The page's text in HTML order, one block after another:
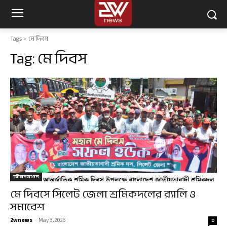
Tags মে দিবস
Tag:মে দিবস
জীবনযাপন
মে দিবসে সিলেট জেলা শ্রমিকদলের র‌্যালি ও
সমাবেশ
2wnews - May 3, 2025 0